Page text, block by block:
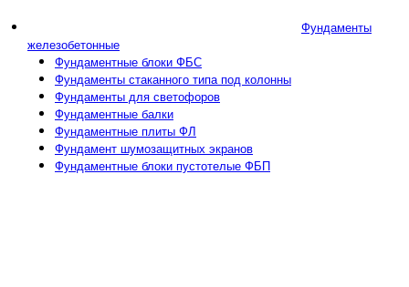
Фундаменты
железобетонные
Фундаментные блоки ФБС
Фундаменты стаканного типа под колонны
Фундаменты для светофоров
Фундаментные балки
Фундаментные плиты ФЛ
Фундамент шумозащитных экранов
Фундаментные блоки пустотелые ФБП